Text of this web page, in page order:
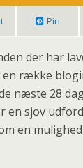
Pin
der har
en række
næste 28
en sjov
en